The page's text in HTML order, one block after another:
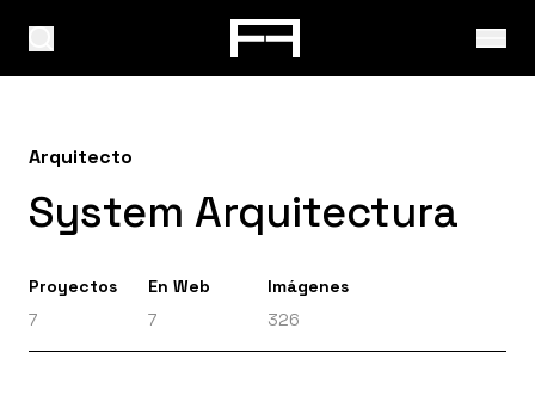
Arquitecto
System Arquitectura
Proyectos
7
En Web
7
Imágenes
326